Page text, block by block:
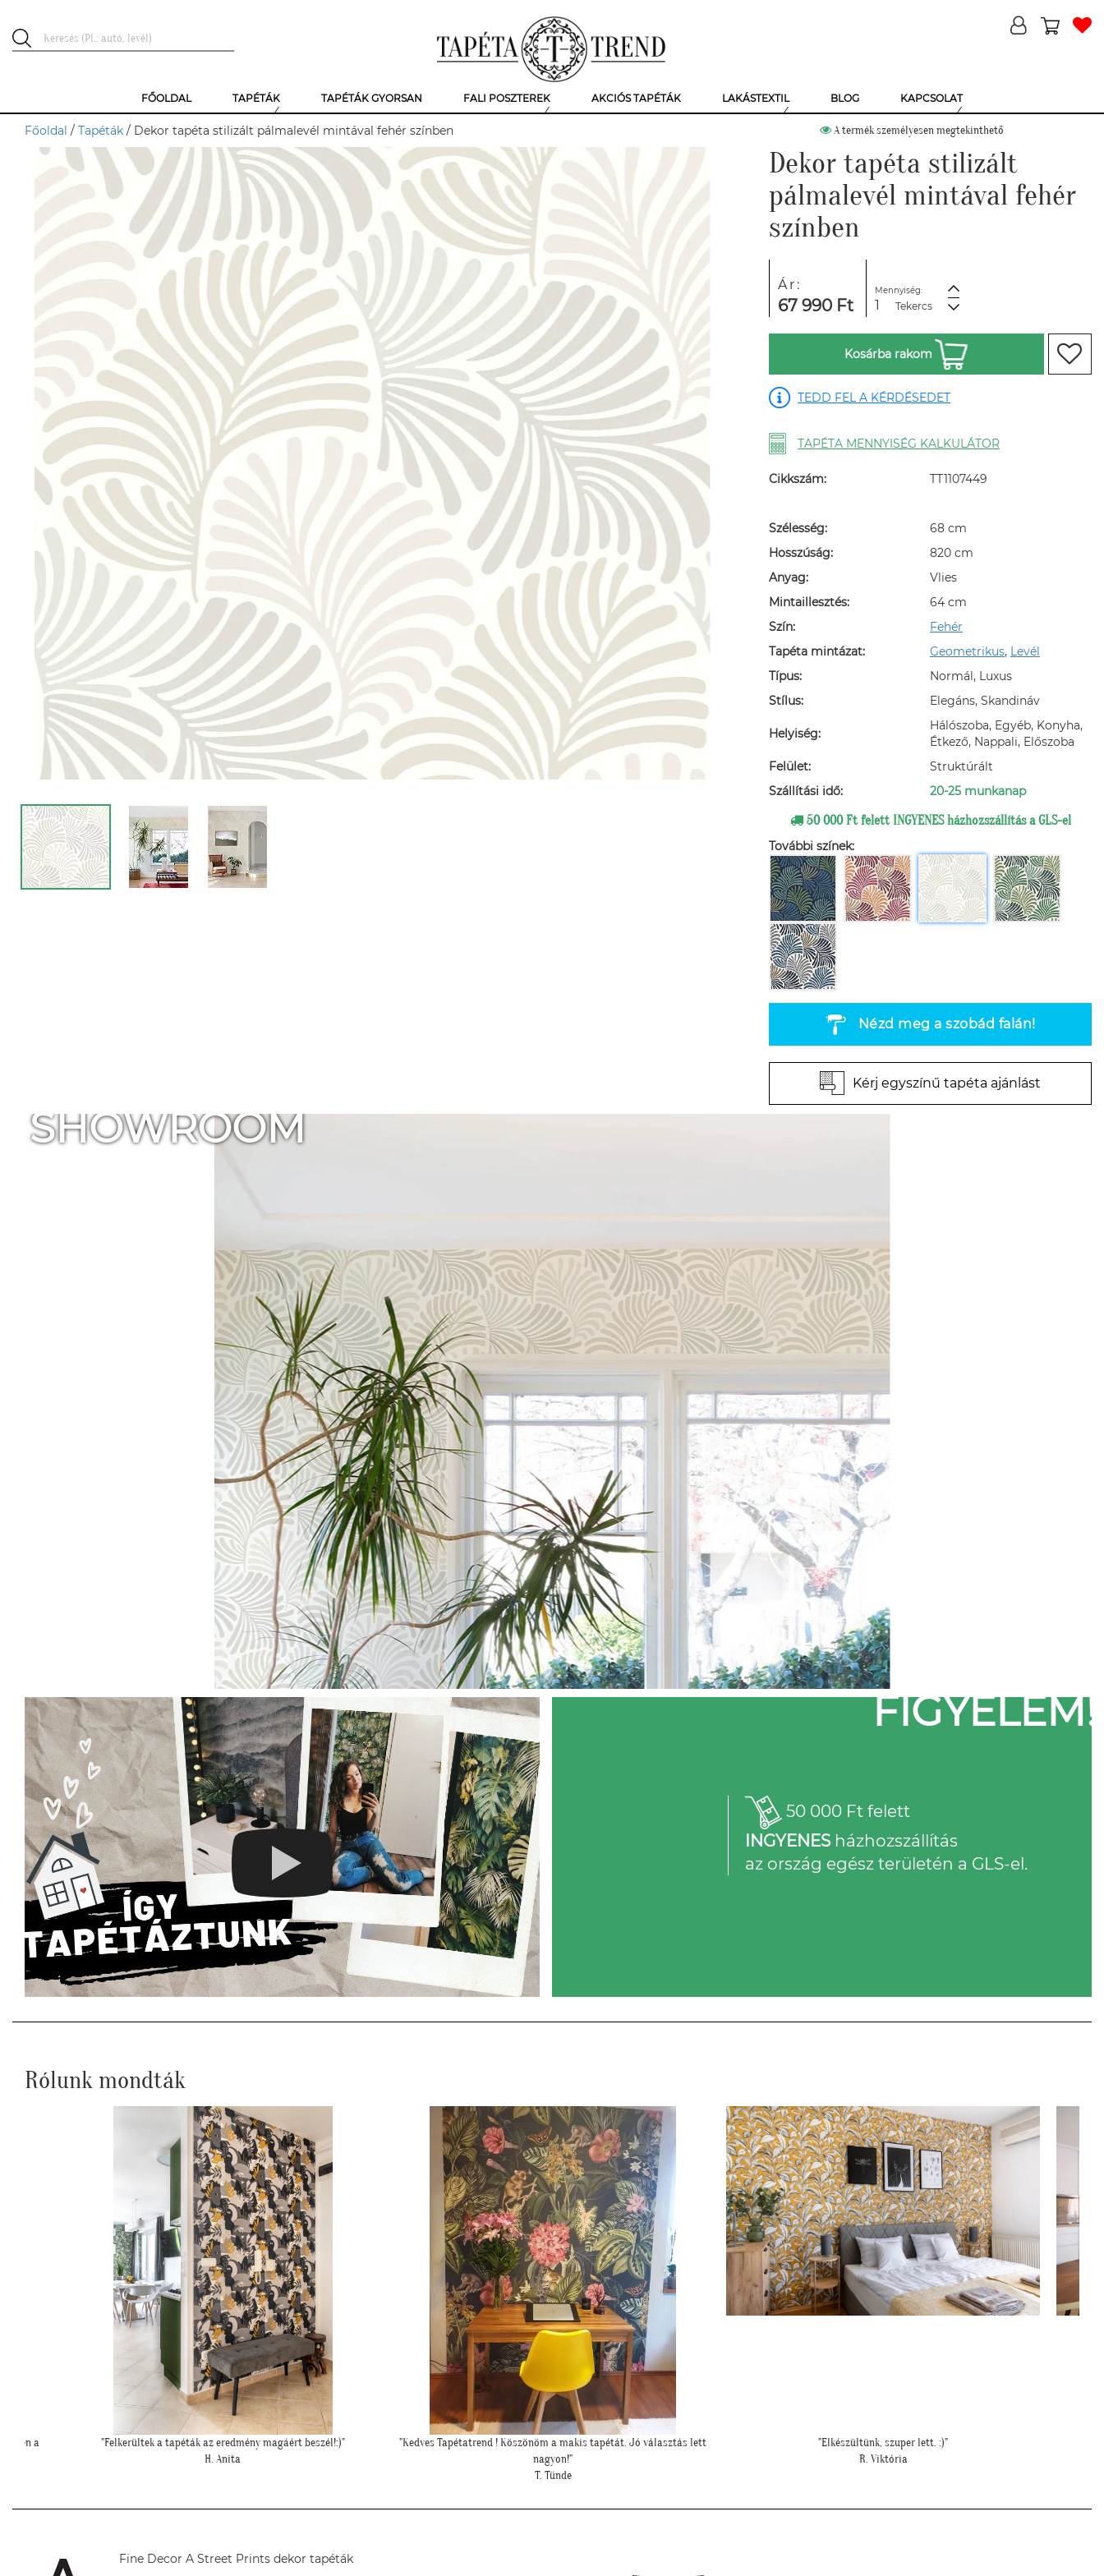
FŐOLDAL TAPÉTÁK TAPÉTÁK GYORSAN FALI POSZTEREK AKCIÓS TAPÉTÁK LAKÁSTEXTIL BLOG KAPCSOLAT
Főoldal / Tapéták / Dekor tapéta stilizált pálmalevél mintával fehér színben A termék személyesen megtekinthető
Dekor tapéta stilizált
pálmalevél mintával fehér
színben
Ár:
67 990 Ft
Mennyiség:
Tekercs
Kosárba rakom
TEDD FEL A KÉRDÉSEDET
TAPÉTA MENNYISÉG KALKULÁTOR
Cikkszám: TT1107449
Szélesség:
68 cm
Hosszúság:
820 cm
Anyag:
Vlies
Mintaillesztés:
64 cm
Szín:
Fehér
Tapéta mintázat:
Geometrikus, Levél
Típus:
Normál, Luxus
Stílus:
Elegáns, Skandináv
Helyiség:
Hálószoba, Egyéb, Konyha,
Étkező, Nappali, Előszoba
Felület:
Struktúrált
Szállítási idő:
20-25 munkanap
50 000 Ft felett INGYENES házhozszállítás a GLS-el
További színek:
Nézd meg a szobád falán!
Kérj egyszínű tapéta ajánlást
SHOWROOM
FIGYELEM!
50 000 Ft felett
INGYENESházhozszállítás
az ország egész területén a GLS-el.
Rólunk mondták
"Kedves Tapétatrend ! Köszönöm a makis tapétát. Jó választás lett
nagyon!"
"Elkészültünk, szuper lett. :)"
R. Viktória
""Elegáns lett a pengefal, sokáig imádni fogjuk""
Z. Anita
Fine Decor A Street Prints dekor tapéták